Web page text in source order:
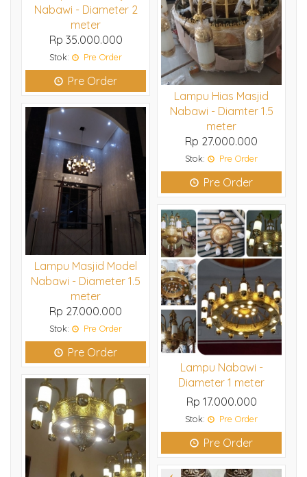
Nabawi - Diameter 2
meter
Rp 35.000.000
Stok: Pre Order
Pre Order
Lampu Hias Masjid
Nabawi - Diamter 1.5
meter
Rp 27.000.000
Stok: Pre Order
Pre Order
Lampu Masjid Model
Nabawi - Diameter 1.5
meter
Rp 27.000.000
Stok: Pre Order
Pre Order
Lampu Nabawi -
Diameter 1 meter
Rp 17.000.000
Stok: Pre Order
Pre Order